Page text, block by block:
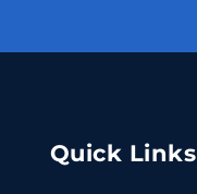
Quick Links